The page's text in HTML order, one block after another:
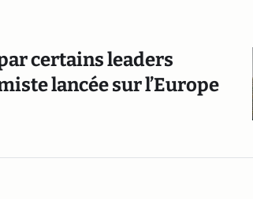
certains leaders
lancée sur l’Europe